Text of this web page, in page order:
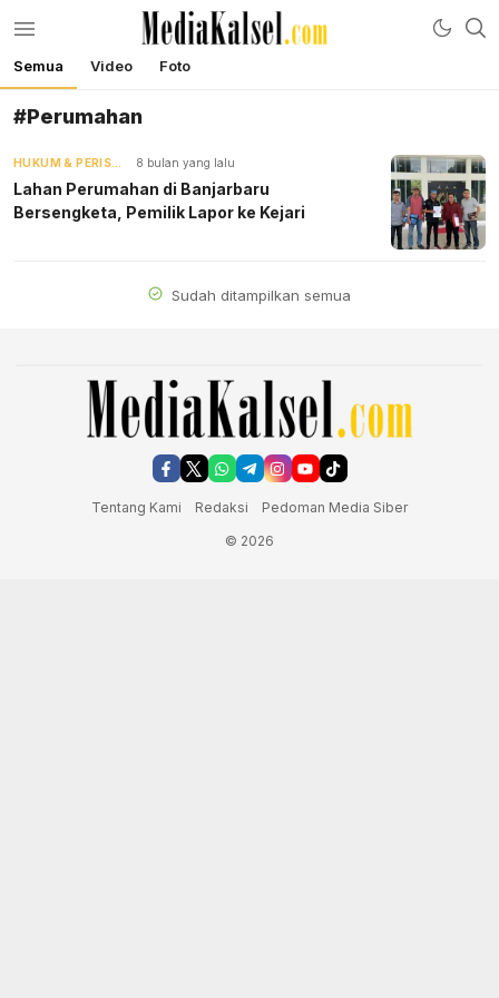
mediakalsel.com
Berita Update Banua
Semua Video Foto
#Perumahan
HUKUM & PERISTIWA 8 bulan yang lalu
Lahan Perumahan di Banjarbaru
Bersengketa, Pemilik Lapor ke Kejari
Sudah ditampilkan semua
Tentang Kami Redaksi
Pedoman Media Siber
© 2026